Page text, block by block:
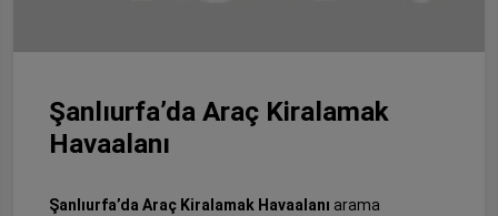
Şanlıurfa’da Araç Kiralamak
Havaalanı
Şanlıurfa’da Araç Kiralamak Havaalanı arama